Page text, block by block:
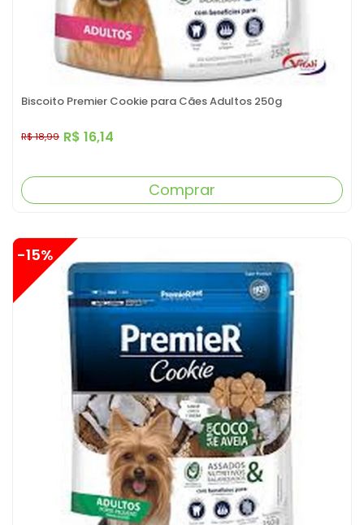
Biscoito Premier Cookie para Cães Adultos 250g
R$ 16,14
R$ 18,99
Comprar
-15%